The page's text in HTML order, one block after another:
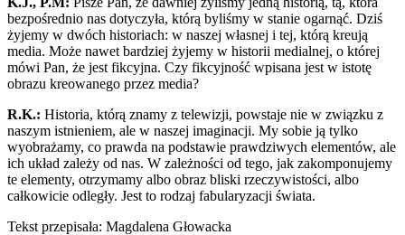
bezpośrednio nas dotyczyła, którą byliśmy w stanie ogarnąć. Dziś
żyjemy w dwóch historiach: w naszej własnej i tej, którą kreują
media. Może nawet bardziej żyjemy w historii medialnej, o której
mówi Pan, że jest fikcyjna. Czy fikcyjność wpisana jest w istotę
obrazu kreowanego przez media?
R.K.: Historia, którą znamy z telewizji, powstaje nie w związku z
naszym istnieniem, ale w naszej imaginacji. My sobie ją tylko
wyobrażamy, co prawda na podstawie prawdziwych elementów, ale
ich układ zależy od nas. W zależności od tego, jak zakomponujemy
te elementy, otrzymamy albo obraz bliski rzeczywistości, albo
całkowicie odległy. Jest to rodzaj fabularyzacji świata.
Tekst przepisała: Magdalena Głowacka